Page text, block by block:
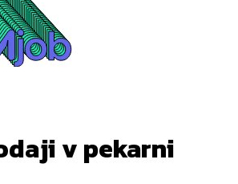
v pekarni